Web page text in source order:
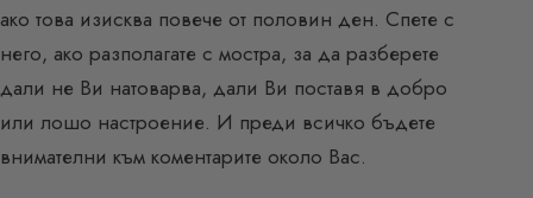
ако това изисква повече от половин ден. Спете с
него, ако разполагате с мостра, за да разберете
дали не Ви натоварва, дали Ви поставя в добро
или лошо настроение. И преди всичко бъдете
внимателни към коментарите около Вас.